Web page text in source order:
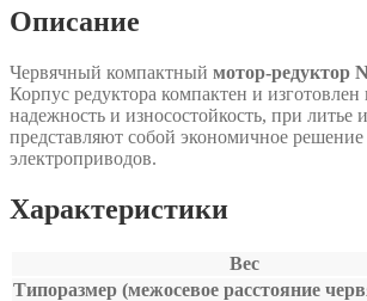
Описание
Червячный компактный мотор-редуктор
Корпус редуктора компактен и
надежность и износостойкость, при
представляют собой экономичное
электроприводов.
Характеристики
Вес
Типоразмер (межосевое расстояние